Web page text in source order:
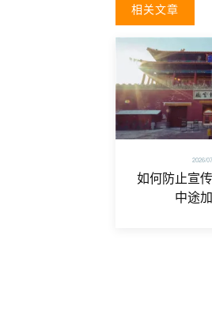
相关文章
2026/
如何防止宣
中途